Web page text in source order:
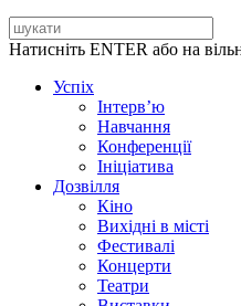
Натисніть ENTER або на
Успіх
Інтерв’ю
Навчання
Конференції
Ініціатива
Дозвілля
Кіно
Вихідні в місті
Фестивалі
Концерти
Театри